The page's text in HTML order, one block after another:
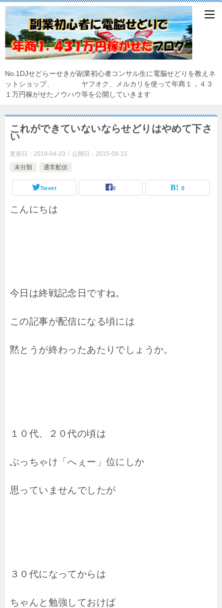
No.1DJせどらーせきが副業初心者コンサル生に電脳せどりを教えネ
ットショップ、 ヤフオク、メルカリを使って年商１，４３
１万円稼がせたノウハウ等を公開していきます
これができていないならせどりはやめて下さ
い
更新日： 2019-04-23 公開日： 2015-08-15
未分類
通常配信
Tweet 0 0
こんにちは
今日は終戦記念日ですね。
この記事が配信になる頃には
黙とうが終わったあたりでしょうか。
１０代、２０代の頃は
ぶっちゃけ「へぇー」位にしか
思っていませんでしたが
３０代になってからは
ちゃんと勉強しておけば